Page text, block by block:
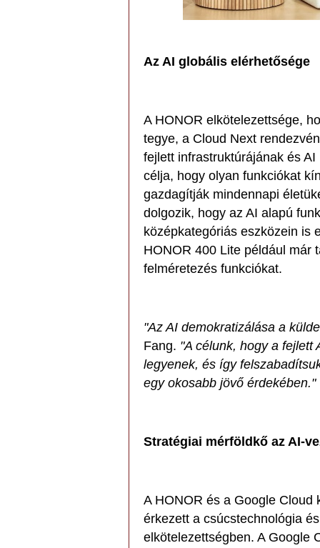
Az AI globális elérhetősége
A HONOR elkötelezettsége,
tegye, a Cloud Next
fejlett infrastruktúrájának és
célja, hogy olyan funkciókat
gazdagítják mindennapi
dolgozik, hogy az AI alapú
középkategóriás eszközein is
HONOR 400 Lite például már
felméretezés funkciókat.
"Az AI demokratizálása a
Fang. "A célunk, hogy a fejlett
legyenek, és így
egy okosabb jövő érdekében."
Stratégiai mérföldkő az AI-
A HONOR és a Google Cloud
érkezett a csúcstechnológia
elkötelezettségben. A Google